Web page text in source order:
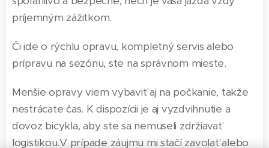
príjemným zážitkom.
Či ide o rýchlu opravu, kompletný servis alebo
prípravu na sezónu, ste na správnom mieste.
Menšie opravy viem vybaviť aj na počkanie, takže
nestrácate čas. K dispozícii je aj vyzdvihnutie a
dovoz bicykla, aby ste sa nemuseli zdržiavať
logistikou.V prípade záujmu mi stačí zavolať alebo